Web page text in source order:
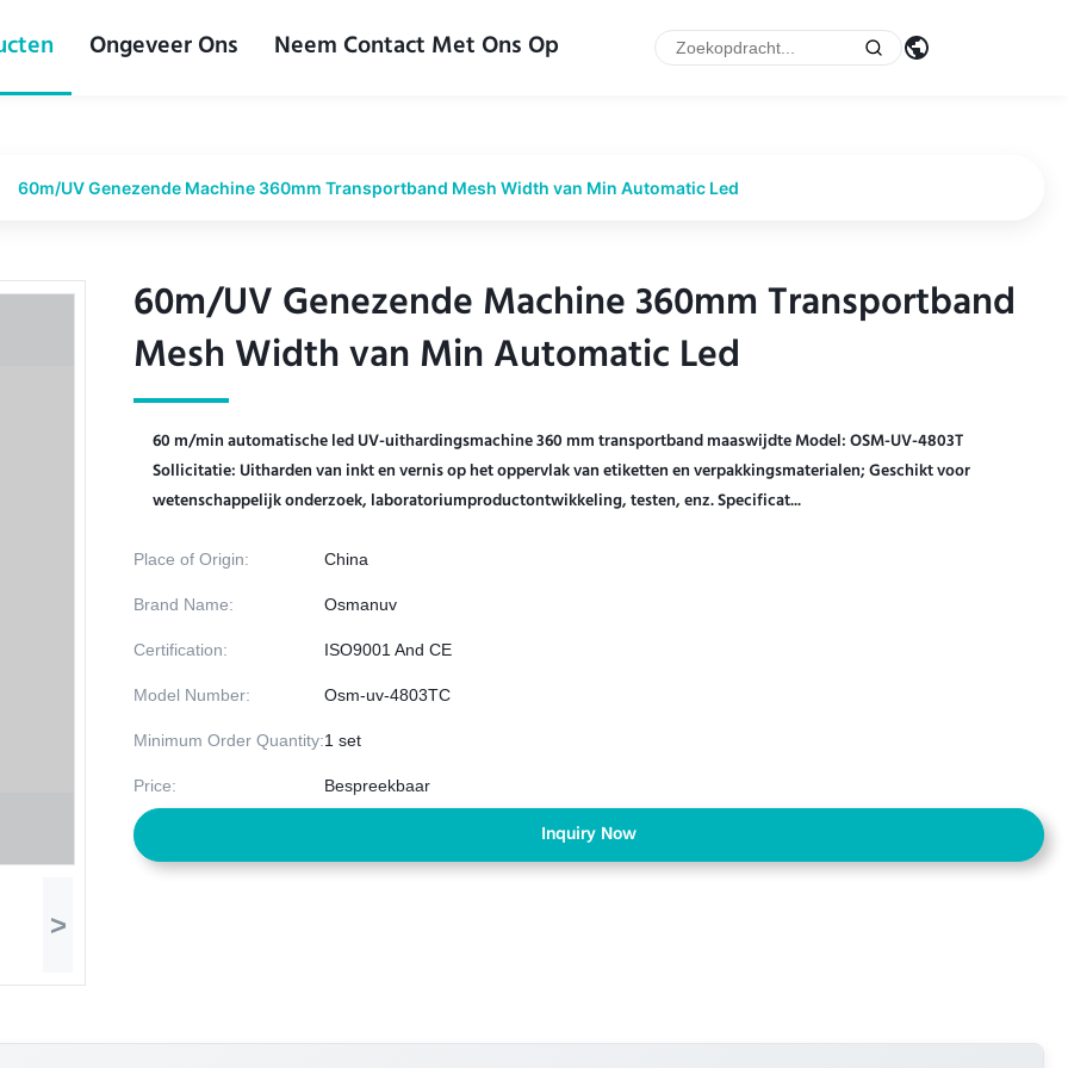
Ongeveer Ons Neem Contact Met Ons Op
60m/UV Genezende Machine 360mm Transportband Mesh Width van Min Automatic Led
>
60m/UV Genezende Machine 360mm Transportband
Mesh Width van Min Automatic Led
60m/UV Genezende Machine 360mm Transportband
Mesh Width van Min Automatic Led
60 m/min automatische led UV-uithardingsmachine 360 ​​mm transportband maaswijdte Model: OSM-UV-4803T
Sollicitatie: Uitharden van inkt en vernis op het oppervlak van etiketten en verpakkingsmaterialen; Geschikt voor
wetenschappelijk onderzoek, laboratoriumproductontwikkeling, testen, enz. Specificat...
Place of Origin: China
Brand Name: Osmanuv
Certification: ISO9001 And CE
Model Number: Osm-uv-4803TC
Minimum Order Quantity:1 set
Price: Bespreekbaar
Inquiry Now